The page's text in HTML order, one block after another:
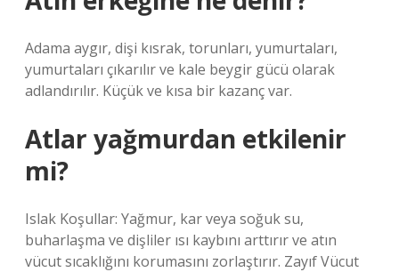
Adama aygır, dişi kısrak, torunları, yumurtaları,
yumurtaları çıkarılır ve kale beygir gücü olarak
adlandırılır. Küçük ve kısa bir kazanç var.
Atlar yağmurdan etkilenir
mi?
Islak Koşullar: Yağmur, kar veya soğuk su,
buharlaşma ve dişliler ısı kaybını arttırır ve atın
vücut sıcaklığını korumasını zorlaştırır. Zayıf Vücut